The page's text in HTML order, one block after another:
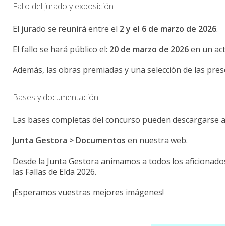
Fallo del jurado y exposición
El jurado se reunirá entre el 2 y el 6 de marzo de 2026.
El fallo se hará público el: 20 de marzo de 2026en un
Además, las obras premiadas y una selección de las
Bases y documentación
Las bases completas del concurso pueden descargarse
Junta Gestora > Documentos en nuestra web.
Desde la Junta Gestora animamos a todos los
las Fallas de Elda 2026.
¡Esperamos vuestras mejores imágenes!